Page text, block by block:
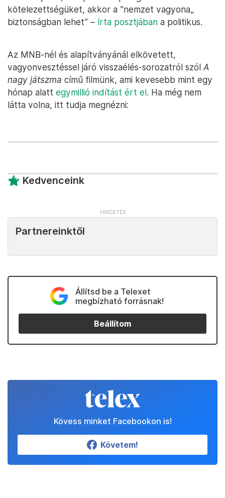
kötelezettségüket, akkor a ”nemzet vagyona„
biztonságban lehet” – írta posztjában a politikus.
Az MNB-nél és alapítványánál elkövetett,
vagyonvesztéssel járó visszaélés-sorozatról szól A
nagy játszma című filmünk, ami kevesebb mint egy
hónap alatt egymillió indítást ért el. Ha még nem
látta volna, itt tudja megnézni:
Kedvenceink
Partnereinktől
Állítsd be a Telexet
megbízható forrásnak!
Beállítom
Kövess minket Facebookon is!
Követem!